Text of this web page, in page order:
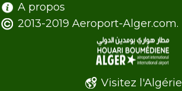
A propos
2013-2019 Aeroport-Alger.com.
Visitez l'Algérie